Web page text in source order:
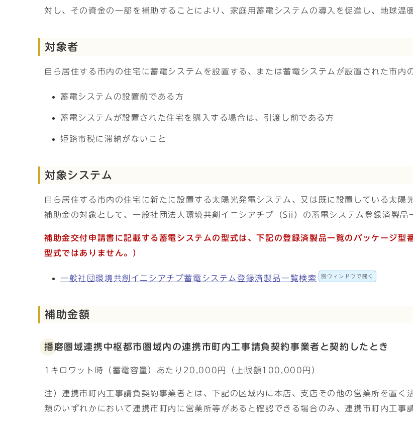
対し、その資金の一部を補助することにより、家庭用蓄電システムの導入を促進し、地球温
対象者
自ら居住する市内の住宅に蓄電システムを設置する、または蓄電システムが設置された市内
蓄電システムの設置前である方
蓄電システムが設置された住宅を購入する場合は、引渡し前である方
姫路市税に滞納がないこと
対象システム
自ら居住する市内の住宅に新たに設置する太陽光発電システム、又は既に設置している太
補助金の対象として、一般社団法人環境共創イニシアチブ（Sii）の蓄電システム登録済製品
補助金交付申請書に記載する蓄電システムの型式は、下記の登録済製品一覧のパッケージ型
型式ではありません。）
一般社団環境共創イニシアチブ蓄電システム登録済製品一覧検索 別ウィンドウで開く
補助金額
播磨圏域連携中枢都市圏域内の連携市町内工事請負契約事業者と契約したとき
1キロワット時（蓄電容量）あたり20,000円（上限額100,000円）
注）連携市町内工事請負契約事業者とは、下記の区域内に本店、支店その他の営業所を置
類のいずれかにおいて連携市町内に営業所等があると確認できる場合のみ、連携市町内工事